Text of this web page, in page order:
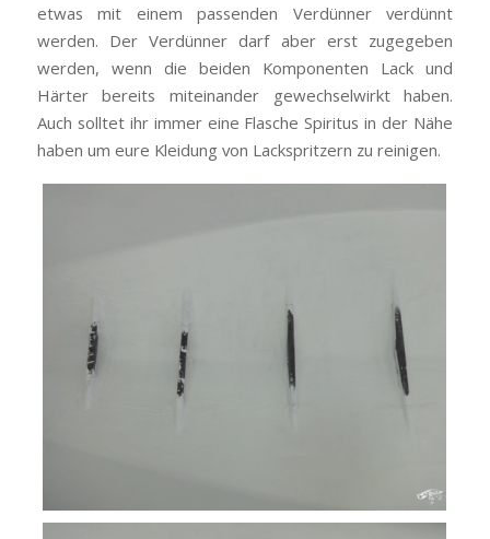
etwas mit einem passenden Verdünner verdünnt
werden. Der Verdünner darf aber erst zugegeben
werden, wenn die beiden Komponenten Lack und
Härter bereits miteinander gewechselwirkt haben.
Auch solltet ihr immer eine Flasche Spiritus in der Nähe
haben um eure Kleidung von Lackspritzern zu reinigen.